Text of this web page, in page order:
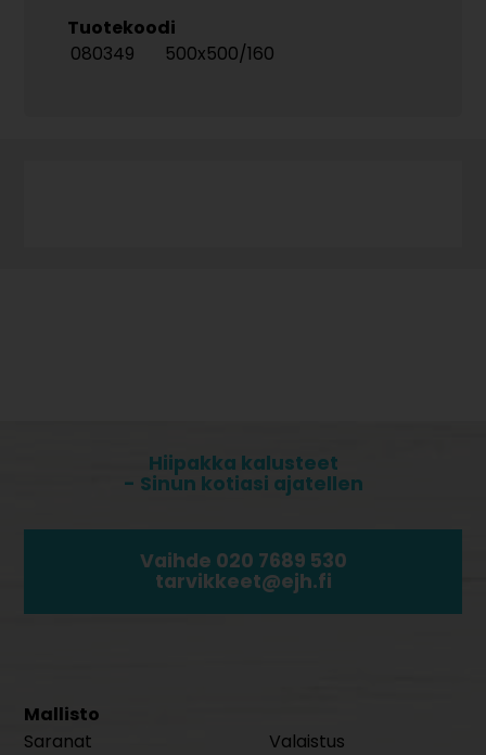
Tuotekoodi
080349
500x500/160
Hiipakka kalusteet
- Sinun kotiasi ajatellen
Vaihde 020 7689 530
tarvikkeet@ejh.fi
Mallisto
Saranat
Valaistus